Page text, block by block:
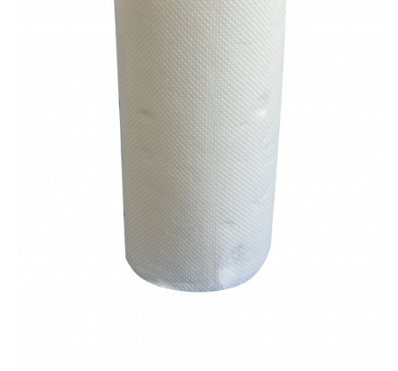
Capsatoare, capse si perforatoare
Caiete si blocnotesuri
Dosare, folii protectie si mape
Accesorii diverse pentru birou
Etichetare si ambalare
Arhivare si depozitare
Instrumente de scris